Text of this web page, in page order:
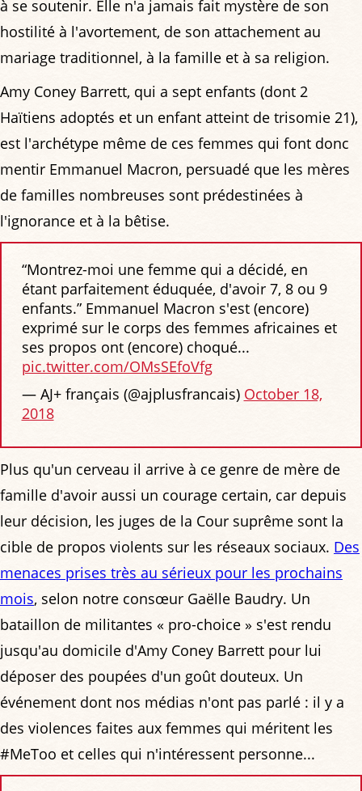
à se soutenir. Elle n'a jamais fait mystère de son
hostilité à l'avortement, de son attachement au
mariage traditionnel, à la famille et à sa religion.
Amy Coney Barrett, qui a sept enfants (dont 2
Haïtiens adoptés et un enfant atteint de trisomie 21),
est l'archétype même de ces femmes qui font donc
mentir Emmanuel Macron, persuadé que les mères
de familles nombreuses sont prédestinées à
l'ignorance et à la bêtise.
“Montrez-moi une femme qui a décidé, en
étant parfaitement éduquée, d'avoir 7, 8 ou 9
enfants.” Emmanuel Macron s'est (encore)
exprimé sur le corps des femmes africaines et
ses propos ont (encore) choqué...
pic.twitter.com/OMsSEfoVfg
— AJ+ français (@ajplusfrancais) October 18,
2018
Plus qu'un cerveau il arrive à ce genre de mère de
famille d'avoir aussi un courage certain, car depuis
leur décision, les juges de la Cour suprême sont la
cible de propos violents sur les réseaux sociaux. Des
menaces prises très au sérieux pour les prochains
mois, selon notre consœur Gaëlle Baudry. Un
bataillon de militantes « pro-choice » s'est rendu
jusqu'au domicile d'Amy Coney Barrett pour lui
déposer des poupées d'un goût douteux. Un
événement dont nos médias n'ont pas parlé : il y a
des violences faites aux femmes qui méritent les
#MeToo et celles qui n'intéressent personne...